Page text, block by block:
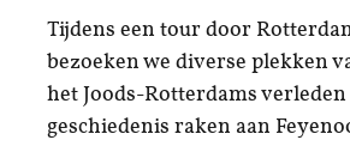
Tijdens een tour door
bezoeken we diverse plekken
het Joods-Rotterdams
geschiedenis raken aan